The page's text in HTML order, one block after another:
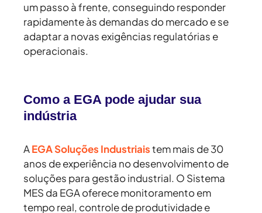
um passo à frente, conseguindo responder
rapidamente às demandas do mercado e se
adaptar a novas exigências regulatórias e
operacionais.
Como a EGA pode ajudar sua
indústria
AEGA Soluções Industriaistem mais de 30
anos de experiência no desenvolvimento de
soluções para gestão industrial. O Sistema
MES da EGA oferece monitoramento em
tempo real, controle de produtividade e